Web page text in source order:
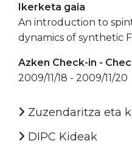
Ikerketa gaia
An introduction to
dynamics of synthetic
Azken Check-in -
2009/11/18 - 2009/11/20
Zuzendaritza eta
DIPC Kideak